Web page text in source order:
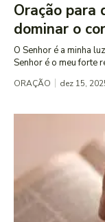
Oração para
dominar o
O Senhor é a minha
Senhor é o meu forte
ORAÇÃO dez 15,